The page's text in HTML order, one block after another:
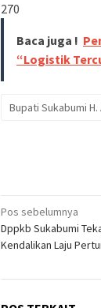
270
Baca juga !
“Logistik
Bupati Sukabumi
Navigasi
pos
Pos sebelumnya
Dppkb Sukabumi
Kendalikan Laju